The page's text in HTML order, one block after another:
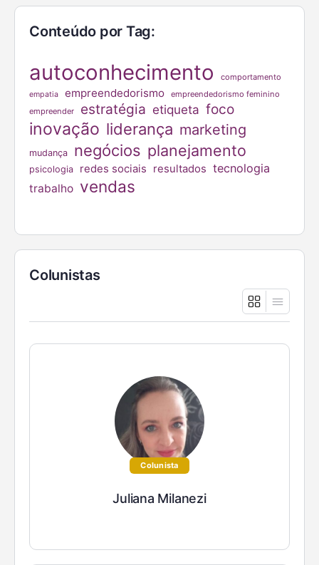
Conteúdo por Tag:
autoconhecimento comportamento
empatia empreendedorismo
empreendedorismo feminino
empreender
estratégia etiqueta foco
inovação liderança marketing
mudança negócios planejamento
psicologia redes sociais resultados tecnologia
trabalho vendas
Colunistas
Colunista
Juliana Milanezi